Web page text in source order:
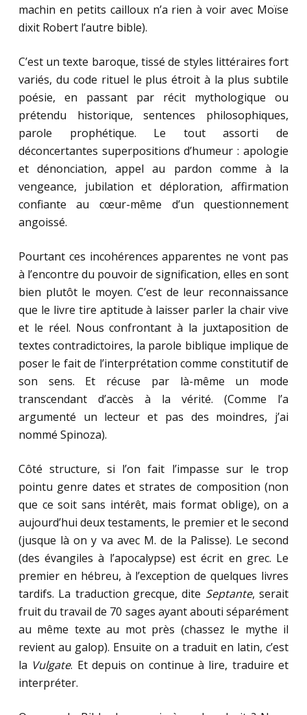
machin en petits cailloux n’a rien à voir avec Moïse
dixit Robert l’autre bible).
C’est un texte baroque, tissé de styles littéraires fort
variés, du code rituel le plus étroit à la plus subtile
poésie, en passant par récit mythologique ou
prétendu historique, sentences philosophiques,
parole prophétique. Le tout assorti de
déconcertantes superpositions d’humeur : apologie
et dénonciation, appel au pardon comme à la
vengeance, jubilation et déploration, affirmation
confiante au cœur-même d’un questionnement
angoissé.
Pourtant ces incohérences apparentes ne vont pas
à l’encontre du pouvoir de signification, elles en sont
bien plutôt le moyen. C’est de leur reconnaissance
que le livre tire aptitude à laisser parler la chair vive
et le réel. Nous confrontant à la juxtaposition de
textes contradictoires, la parole biblique implique de
poser le fait de l’interprétation comme constitutif de
son sens. Et récuse par là-même un mode
transcendant d’accès à la vérité. (Comme l’a
argumenté un lecteur et pas des moindres, j’ai
nommé Spinoza).
Côté structure, si l’on fait l’impasse sur le trop
pointu genre dates et strates de composition (non
que ce soit sans intérêt, mais format oblige), on a
aujourd’hui deux testaments, le premier et le second
(jusque là on y va avec M. de la Palisse). Le second
(des évangiles à l’apocalypse) est écrit en grec. Le
premier en hébreu, à l’exception de quelques livres
tardifs. La traduction grecque, dite Septante, serait
fruit du travail de 70 sages ayant abouti séparément
au même texte au mot près (chassez le mythe il
revient au galop). Ensuite on a traduit en latin, c’est
la Vulgate. Et depuis on continue à lire, traduire et
interpréter.